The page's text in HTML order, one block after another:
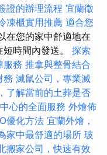
證的辦理流程 宜蘭徵
凍櫃實用推薦 適合您
在您的家中舒適地在
時間內發送。 探索
服務 推拿與整骨結合
務 滅鼠公司，專業滅
了解當前的土葬是否
心的全面服務 外燴佈
優化方法 宜蘭外燴，
家中最舒適的場所 玻
搬家公司，快速有效